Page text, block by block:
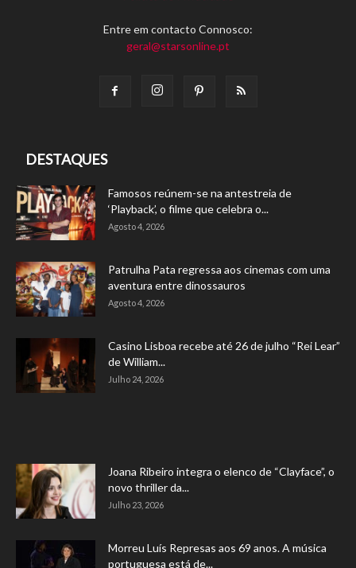
Entre em contacto Connosco:
geral@starsonline.pt
DESTAQUES
Famosos reúnem-se na antestreia de
‘Playback’, o filme que celebra o...
Agosto 4, 2026
Patrulha Pata regressa aos cinemas com uma
aventura entre dinossauros
Agosto 4, 2026
Casino Lisboa recebe até 26 de julho “Rei Lear”
de William...
Julho 24, 2026
Joana Ribeiro integra o elenco de “Clayface”, o
novo thriller da...
Julho 23, 2026
Morreu Luís Represas aos 69 anos. A música
portuguesa está de...